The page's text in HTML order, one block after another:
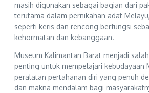
masih digunakan sebagai bagian dari
terutama dalam pernikahan adat
seperti keris dan rencong berfungsi
kehormatan dan kebanggaan.
Museum Kalimantan Barat menjadi
penting untuk mempelajari kebudayaan
peralatan pertahanan diri yang penuh
dan makna mendalam bagi